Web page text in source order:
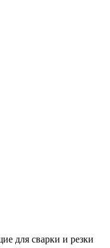
для сварки и резки